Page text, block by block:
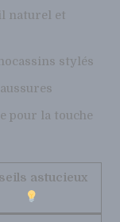
naturel et
stylés
pour la touche
astucieux